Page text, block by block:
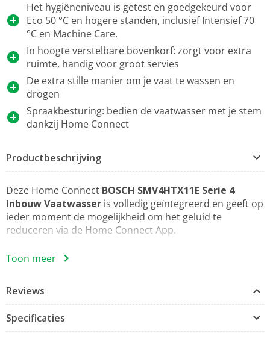
Het hygiëneniveau is getest en goedgekeurd voor
Eco 50 °C en hogere standen, inclusief Intensief 70
°C en Machine Care.
In hoogte verstelbare bovenkorf: zorgt voor extra
ruimte, handig voor groot servies
De extra stille manier om je vaat te wassen en
drogen
Spraakbesturing: bedien de vaatwasser met je stem
dankzij Home Connect
Productbeschrijving
Deze Home Connect BOSCH SMV4HTX11E Serie 4
Inbouw Vaatwasser is volledig geïntegreerd en geeft op
ieder moment de mogelijkheid om het geluid te
reduceren via de Home Connect App.
Extra Droog
Geniet van extra droge resultaten.
grondiger dankzij hogere temperaturen tijdens de
spoelfase en een langere droogfase. Praktisch en
handig, te activeren met slechts één druk op de knop.
Toon meer
Reviews
Specificaties